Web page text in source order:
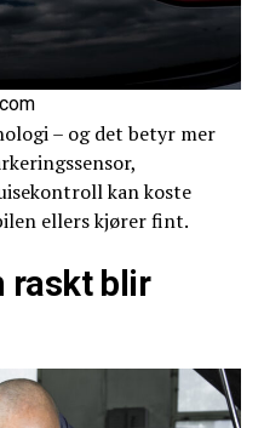
– og det betyr mer
kan koste
ellers kjører fint.
raskt blir